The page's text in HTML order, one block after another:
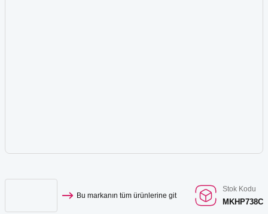
Bu markanın tüm ürünlerine git
Stok Kodu
MKHP738C